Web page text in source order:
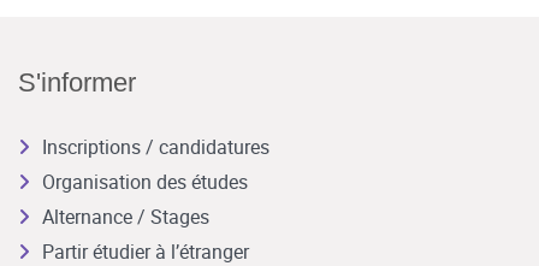
S'informer
Inscriptions / candidatures
Organisation des études
Alternance / Stages
Partir étudier à l’étranger